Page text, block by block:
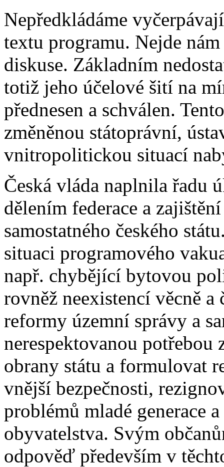
Nepředkládáme
textu programu. Nejde
diskuse. Základním
totiž jeho účelové šití na
přednesen a schválen.
změněnou státoprávní,
vnitropolitickou situací
Česká vláda naplnila řadu
dělením federace a
samostatného českého
situaci programového
např. chybějící bytovou
rovněž neexistencí věcně a
reformy územní správy a
nerespektovanou
obrany státu a formulovat
vnější bezpečnosti,
problémů mladé generace
obyvatelstva. Svým
odpověď především v